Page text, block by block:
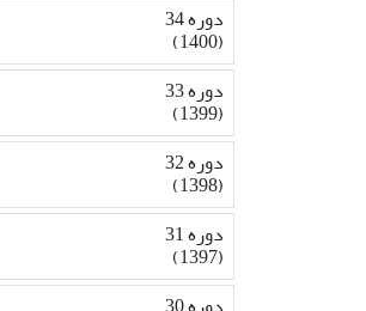
دوره 34
(1400)
دوره 33
(1399)
دوره 32
(1398)
دوره 31
(1397)